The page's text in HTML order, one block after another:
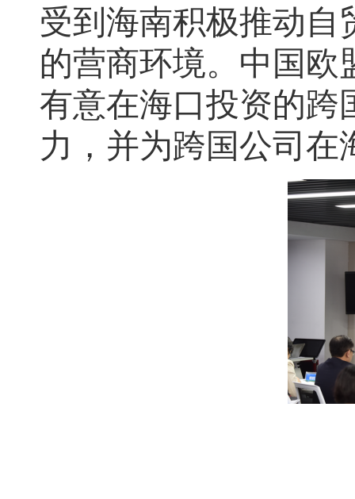
受到海南积极推动自
的营商环境。 中国欧
有意在海口投资的跨
力，并为跨国公司 在